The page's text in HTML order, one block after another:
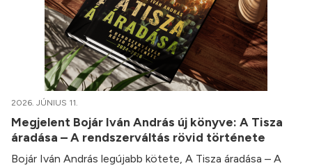
2026. JÚNIUS 11.
Megjelent Bojár Iván András új könyve: A Tisza
áradása – A rendszerváltás rövid története
Bojár Iván András legújabb kötete, A Tisza áradása – A